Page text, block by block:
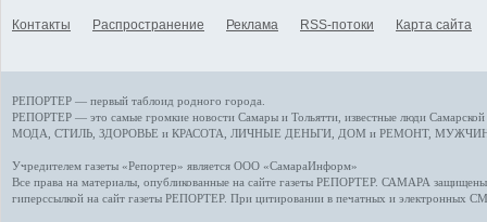
рассказала Ольга
ходе сессии
качества жизни" в
ПМЭФ 2025. В
РФ Михаил
представители
Государственной
Контакты Распространение Реклама RSS-потоки Карта сайта
РЕПОРТЕР — первый таблоид родного города.
РЕПОРТЕР — это самые громкие новости Самары и Тольятти, известные люди
МОДА, СТИЛЬ ЗДОРОВЬЕ и КРАСОТА ЛИЧНЫЕ ДЕНЬГИ ДОМ и РЕМОНТ,
Учредителем газеты «Репортер» является ООО «СамараИнформ»
Все права на материалы, опубликованные на сайте газеты РЕПОРТЕР. САМАРА защищены.
гиперссылкой на сайт газеты РЕПОРТЕР. При цитировании в печатных и электронных